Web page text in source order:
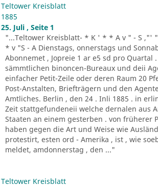
Teltower Kreisblatt
1885
25. Juli , Seite 1
"...Teltower Kreisblatt- * K ' * * A v " - S ,"'
* v "S - A Dienstags, onnerstags und
Abonnemet , Jopreie 1 ar e5 sd pro Quartal
sämmtlichen binoncen-Bureaux und deii
einfacher Petit-Zeile oder deren Raum 20
Post-Anstalten, Briefträgern und den
Amtliches. Berlin , den 24 . Inli 1885 . in
Zeit stattgefundeneii welche dernalen aus
Staaten an einem gesterben . von früherer
haben gegen die Art und Weise wie
protestirt, esten ord - Amerika , ist , wie
meldet, amdonnerstag , den ..."
Teltower Kreisblatt